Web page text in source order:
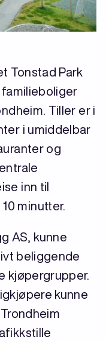
Tonstad Park
Tiller er i
i umiddelbar
og
inn til
minutter.
AS, kunne
beliggende
kjøpergrupper.
kunne